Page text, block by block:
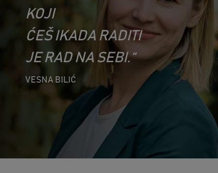
KOJI
ĆEŠ IKADA RADITI
JE RAD NA SEBI.“
VESNA BILIĆ